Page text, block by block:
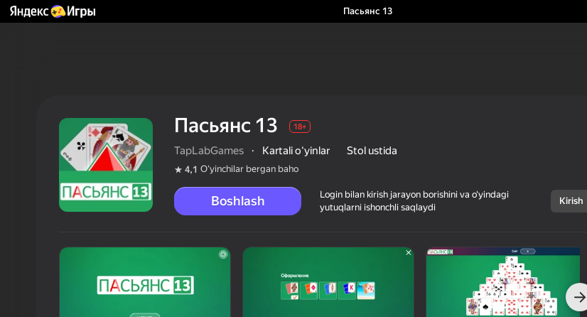
Пасьянс 13
Пасьянс 13 18+
Kartali oʻyinlar
Пасьянс 13 18+
TapLabGames · Kartali oʻyinlar Stol ustida
4,1 Oʻyinchilar bergan baho
Boshlash
Login bilan kirish jarayon borishini va o‘yindagi
yutuqlarni ishonchli saqlaydi
Kirish